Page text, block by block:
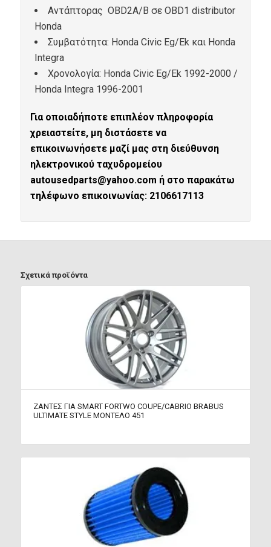
Αντάπτορας OBD2A/B σε OBD1 distributor
Honda
Συμβατότητα: Honda Civic Eg/Ek και Honda
Integra
Χρονολογία: Honda Civic Eg/Ek 1992-2000 /
Honda Integra 1996-2001
Για οποιαδήποτε επιπλέον πληροφορία
χρειαστείτε, μη διστάσετε να
επικοινωνήσετε μαζί μας στη διεύθυνση
ηλεκτρονικού ταχυδρομείου
autousedparts@yahoo.com ή στο παρακάτω
τηλέφωνο επικοινωνίας: 2106617113
Σχετικά προϊόντα
ΖΑΝΤΕΣ ΓΙΑ SMART FORTWO COUPE/CABRIO BRABUS
ULTIMATE STYLE ΜΟΝΤΕΛΟ 451